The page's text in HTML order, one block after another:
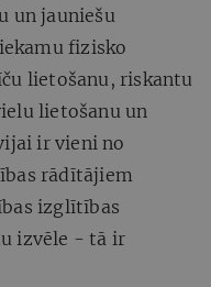
un jauniešu
fizisko
lietošanu, riskantu
lietošanu un
ir vieni no
rādītājiem
izglītības
izvēle - tā ir